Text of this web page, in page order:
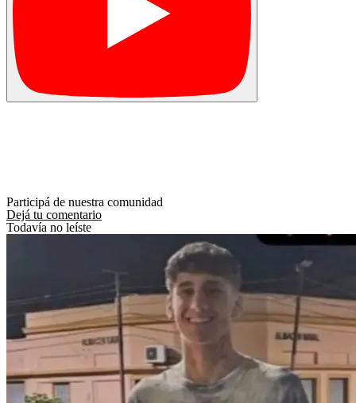
Participá de nuestra comunidad
Dejá tu comentario
Todavía no leíste